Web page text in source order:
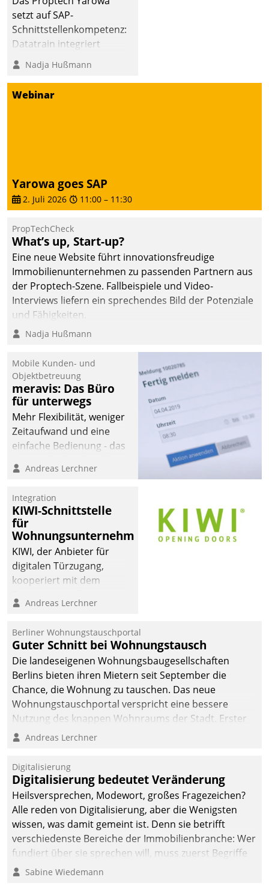
setzt auf SAP-
Schnittstellenkompetenz:
Datatrain integriert
Yarowas Portal zur
Vergabe und Verwaltung
von Aufträgen der
operativen
den Weg vom
Mieteranliegen zum
Nadja Hußmann
Webinar
Yarowa goes SAP
2. Juli 2026 11:00 – 11:30
PropTechCheck
What’s up, Start-up?
Eine neue Website führt innovationsfreudige
Immobilienunternehmen zu passenden Partnern aus
der Proptech-Szene. Fallbeispiele und Video-
Interviews liefern ein sprechendes Bild der Potenziale
und Fähigkeiten.
Nadja Hußmann
Mobile Kunden- und
Objektbetreuung
meravis: Das Büro
für unterwegs
Mehr Flexibilität, weniger
Zeitaufwand und eine
einfache Bedienung - das
Cockpit für mobile
Datatrain. Die meravis
Wohnungsbau- und
Immobilien GmbH hat
sich dabei für den Betrieb
der Lösung über die SAP
Cloud Platform
Unternehmen am
Andreas Lerchner
Integration
KIWI-Schnittstelle
für
Wohnungsunternehmen
KIWI, der Anbieter für
digitalen Türzugang,
kooperiert mit dem
Softwareentwicklungshaus
Andreas Lerchner
Berliner Wohnungstauschportal
Guter Schnitt bei Wohnungstausch
Die landeseigenen Wohnungsbaugesellschaften
Berlins bieten ihren Mietern seit September die
Chance, die Wohnung zu tauschen. Das neue
Wohnungstauschportal verspricht eine bessere
Nutzung des knappen Wohnraums der Stadt. Erster
Anwendungsfall für Datatrains Lösung API-Hub mit
Unternehmen.
Andreas Lerchner
Digitalisierung
Digitalisierung bedeutet Veränderung
Heilsversprechen, Modewort, großes Fragezeichen?
Alle reden von Digitalisierung, aber die Wenigsten
wissen, was damit gemeint ist. Denn sie betrifft
verschiedenste Bereiche der Immobilienbranche: Wer
fundiert über sie sprechen will, muss zuerst Begriffe
klären. Ein Aspekt ist die betriebliche Optimierung:
Sabine Wiedemann